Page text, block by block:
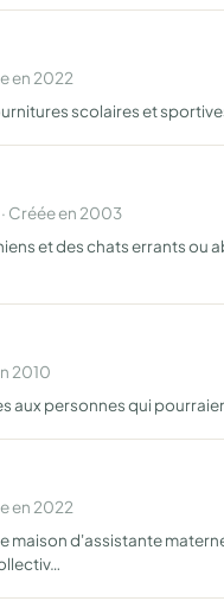
en 2022
scolaires et
Créée en 2003
et des chats errants
2010
aux personnes qui
en 2022
d'assistante